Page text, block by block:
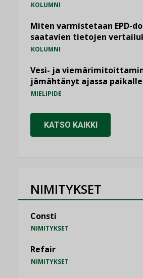
KOLUMNI
Miten varmistetaan EPD-
saatavien tietojen
KOLUMNI
Vesi- ja
jämähtänyt ajassa
MIELIPIDE
KATSO KAIKKI
NIMITYKSET
Consti
NIMITYKSET
Refair
NIMITYKSET